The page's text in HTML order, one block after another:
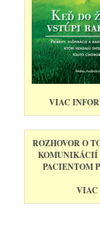
VIAC
ROZHOVOR O
KOMUNIKÁCIÍ
PACIENTOM
VIAC